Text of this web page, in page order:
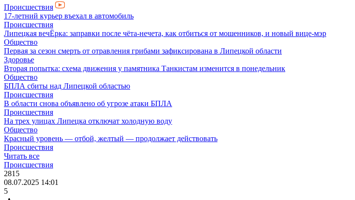
Происшествия
17-летний курьер въехал в автомобиль
Происшествия
Липецкая вечЁрка: заправки после чёта-нечета, как отбиться от мошенников, и новый вице-мэр
Общество
Первая за сезон смерть от отравления грибами зафиксирована в Липецкой области
Здоровье
Вторая попытка: схема движения у памятника Танкистам изменится в понедельник
Общество
БПЛА сбиты над Липецкой областью
Происшествия
В области снова объявлено об угрозе атаки БПЛА
Происшествия
На трех улицах Липецка отключат холодную воду
Общество
Красный уровень — отбой, желтый — продолжает действовать
Происшествия
Читать все
Происшествия
2815
08.07.2025 14:01
5